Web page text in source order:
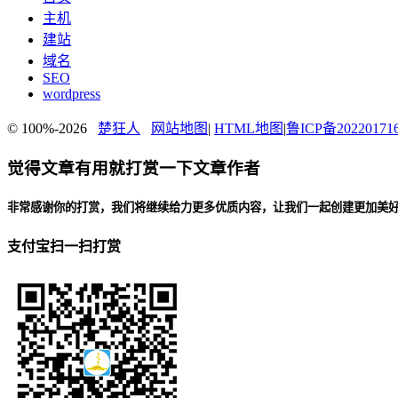
主机
建站
域名
SEO
wordpress
© 100%-2026 楚狂人 网站地图 | HTML地图 |鲁ICP备
觉得文章有用就打赏一下文章作者
非常感谢你的打赏，我们将继续给力更多优质内容，让我们一起创建更加美好
支付宝扫一扫打赏